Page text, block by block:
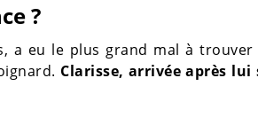
?
a eu le plus grand mal à trouver
Clarisse, arrivée après